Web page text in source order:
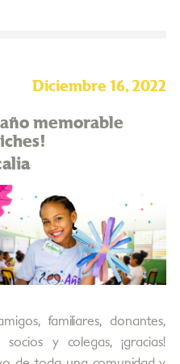
Diciembre 16, 2022
memorable
familiares, donantes,
socios y colegas, ¡gracias!